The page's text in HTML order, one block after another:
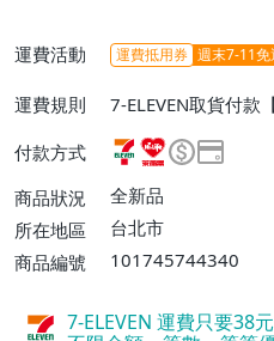
運費活動 運費抵用券 週末7-11免
運費規則
7-ELEVEN取貨付款
$10000免運費】、
【單件運費$38】、
運費$60、消費滿
掛號【單件運費$60
付款方式
商品狀況
全新品
所在地區
台北市
商品編號
101745744340
7-ELEVEN 運費只要38元